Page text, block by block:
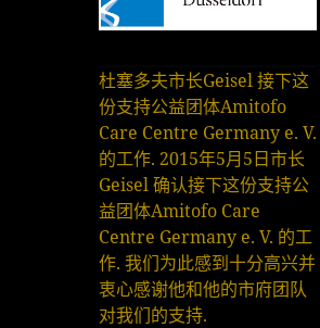
杜塞多夫市长Geisel 接下这
份支持公益团体Amitofo
Care Centre Germany e. V.
的工作. 2015年5月5日市长
Geisel 确认接下这份支持公
益团体Amitofo Care
Centre Germany e. V. 的工
作. 我们为此感到十分高兴并
衷心感谢他和他的市府团队
对我们的支持.